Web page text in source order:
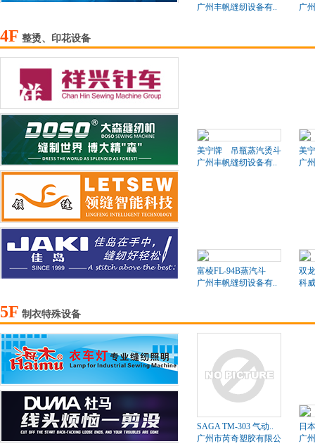
广州丰帆缝纫设备有.. 广
4F 整烫、印花设备
美宁牌 吊瓶蒸汽烫斗
广州丰帆缝纫设备有..
美
广
富棱FL-94B蒸汽斗
广州丰帆缝纫设备有..
双
科
5F 制衣特殊设备
SAGA TM-303 气动..
广州市芮奇塑胶有限公司
日
广